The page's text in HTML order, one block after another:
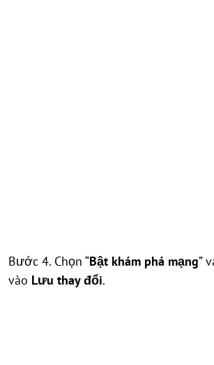
Bước 4. Chọn “Bật khám phá mạng”
vào Lưu thay đổi.